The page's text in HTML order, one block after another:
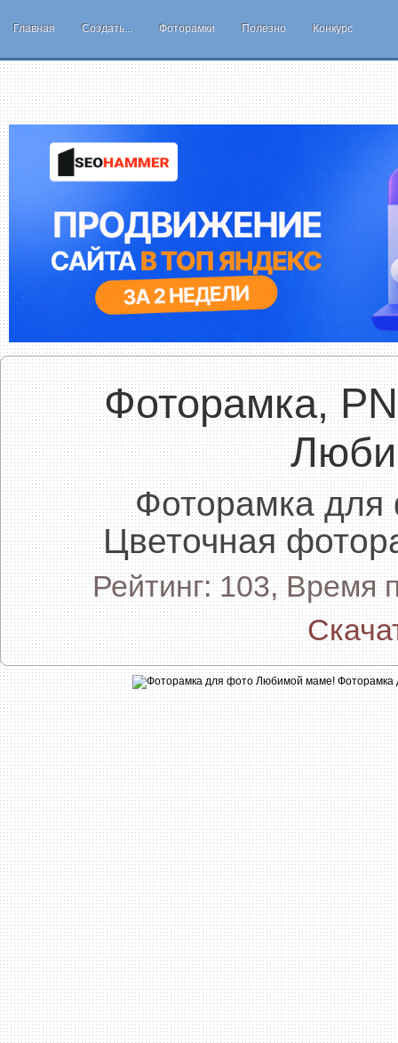
Главная Создать... Фоторамки Полезно Конкурс
Фоторамка,
Фоторамка
Цветочная
Рейтинг: 103, Время